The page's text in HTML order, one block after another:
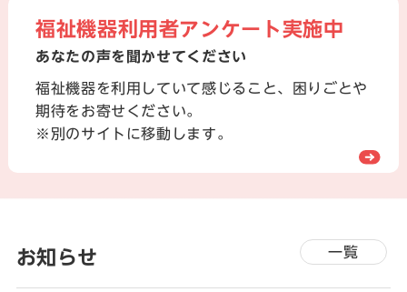
福祉機器利用者アンケート実施中
あなたの声を聞かせてください
福祉機器を利用していて感じること、困りごとや
期待をお寄せください。
※別のサイトに移動します。
お知らせ 一覧